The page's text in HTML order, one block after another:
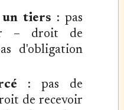
un tiers : pas
– droit de
d'obligation
: pas de
de recevoir